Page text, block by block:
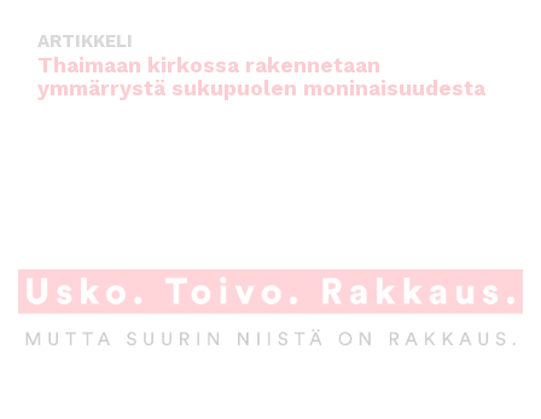
ARTIKKELI
Thaimaan kirkossa rakennetaan
ymmärrystä sukupuolen moninaisuudesta